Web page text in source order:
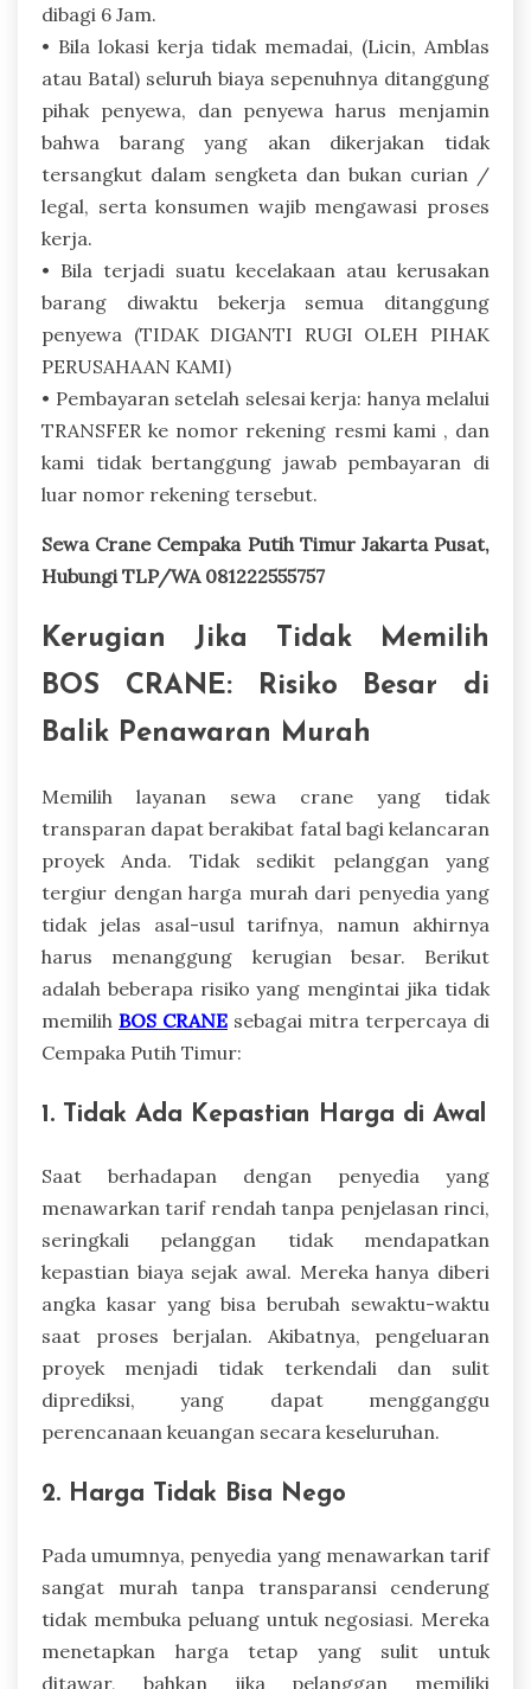
dibagi 6 Jam.
• Bila lokasi kerja tidak memadai, (Licin, Amblas
atau Batal) seluruh biaya sepenuhnya ditanggung
pihak penyewa, dan penyewa harus menjamin
bahwa barang yang akan dikerjakan tidak
tersangkut dalam sengketa dan bukan curian /
legal, serta konsumen wajib mengawasi proses
kerja.
• Bila terjadi suatu kecelakaan atau kerusakan
barang diwaktu bekerja semua ditanggung
penyewa (TIDAK DIGANTI RUGI OLEH PIHAK
PERUSAHAAN KAMI)
• Pembayaran setelah selesai kerja: hanya melalui
TRANSFER ke nomor rekening resmi kami , dan
kami tidak bertanggung jawab pembayaran di
luar nomor rekening tersebut.
Sewa Crane Cempaka Putih Timur Jakarta Pusat,
Hubungi TLP/WA 081222555757
Kerugian Jika Tidak Memilih
BOS CRANE: Risiko Besar di
Balik Penawaran Murah
Memilih layanan sewa crane yang tidak
transparan dapat berakibat fatal bagi kelancaran
proyek Anda. Tidak sedikit pelanggan yang
tergiur dengan harga murah dari penyedia yang
tidak jelas asal-usul tarifnya, namun akhirnya
harus menanggung kerugian besar. Berikut
adalah beberapa risiko yang mengintai jika tidak
memilih BOS CRANE sebagai mitra terpercaya di
Cempaka Putih Timur:
1. Tidak Ada Kepastian Harga di Awal
Saat berhadapan dengan penyedia yang
menawarkan tarif rendah tanpa penjelasan rinci,
seringkali pelanggan tidak mendapatkan
kepastian biaya sejak awal. Mereka hanya diberi
angka kasar yang bisa berubah sewaktu-waktu
saat proses berjalan. Akibatnya, pengeluaran
proyek menjadi tidak terkendali dan sulit
diprediksi, yang dapat mengganggu
perencanaan keuangan secara keseluruhan.
2. Harga Tidak Bisa Nego
Pada umumnya, penyedia yang menawarkan tarif
sangat murah tanpa transparansi cenderung
tidak membuka peluang untuk negosiasi. Mereka
menetapkan harga tetap yang sulit untuk
ditawar, bahkan jika pelanggan memiliki